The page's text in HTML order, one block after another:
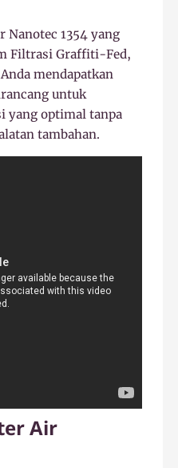
1354 yang
Filtrasi Graffiti-Fed,
mendapatkan
untuk
yang optimal tanpa
tambahan.
Air